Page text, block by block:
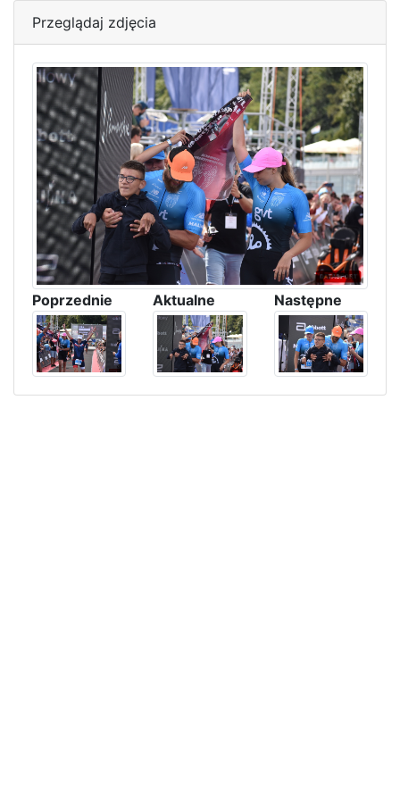
Przeglądaj zdjęcia
Poprzednie Aktualne Następne